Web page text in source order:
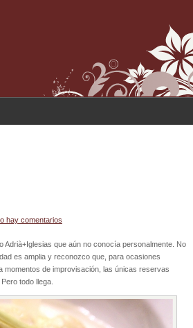
hay comentarios
que aún no conocía personalmente. No
es amplia y reconozco que, para ocasiones
momentos de improvisación, las únicas reservas
todo llega.